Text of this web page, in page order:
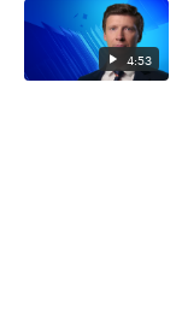
4:53